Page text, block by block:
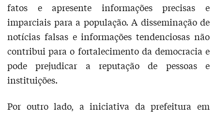
fatos e apresente informações precisas e
imparciais para a população. A disseminação de
notícias falsas e informações tendenciosas não
contribui para o fortalecimento da democracia e
pode prejudicar a reputação de pessoas e
instituições.
Por outro lado, a iniciativa da prefeitura em